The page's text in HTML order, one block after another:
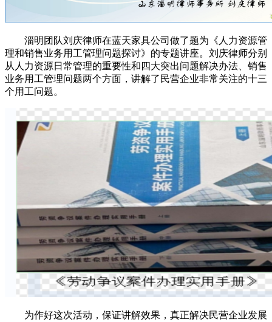
淄明团队刘庆律师在蓝天家具公司做了题为《人力资源管
理和销售业务用工管理问题探讨》的专题讲座。刘庆律师分别
从人力资源日常管理的重要性和四大突出问题解决办法、销售
业务用工管理问题两个方面，讲解了民营企业非常关注的十三
个用工问题。
为作好这次活动，保证讲解效果，真正解决民营企业发展